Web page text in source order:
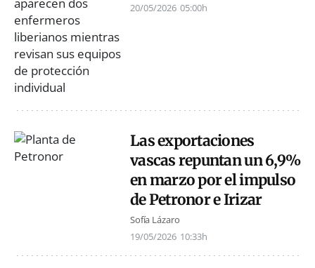
20/05/2026 05:00h
Las exportaciones
vascas repuntan un 6,9%
en marzo por el impulso
de Petronor e Irizar
Sofía Lázaro
19/05/2026 10:33h